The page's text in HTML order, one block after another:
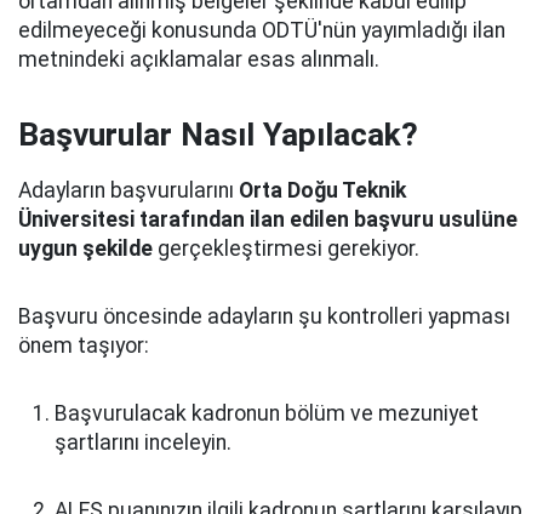
edilmeyeceği konusunda ODTÜ'nün yayımladığı ilan
metnindeki açıklamalar esas alınmalı.
Başvurular Nasıl Yapılacak?
Adayların başvurularını Orta Doğu Teknik
Üniversitesi tarafından ilan edilen başvuru usulüne
uygun şekilde gerçekleştirmesi gerekiyor.
Başvuru öncesinde adayların şu kontrolleri yapması
önem taşıyor:
Başvurulacak kadronun bölüm ve mezuniyet
şartlarını inceleyin.